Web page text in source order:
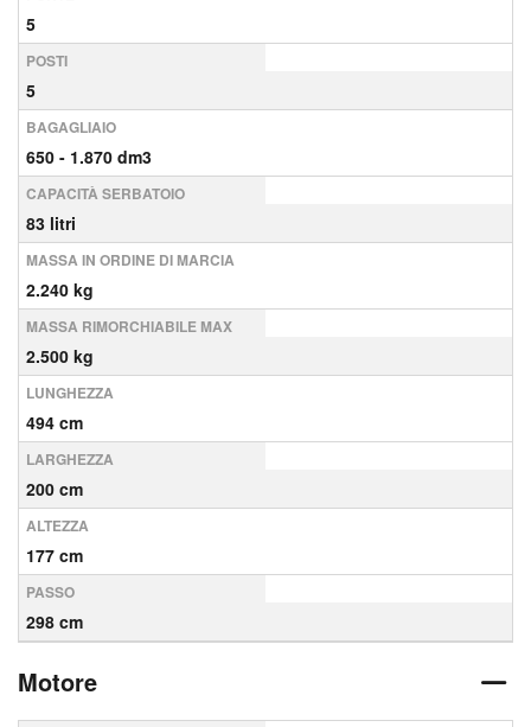
5
POSTI
5
BAGAGLIAIO
650 - 1.870 dm3
CAPACITÀ SERBATOIO
83 litri
MASSA IN ORDINE DI MARCIA
2.240 kg
MASSA RIMORCHIABILE MAX
2.500 kg
LUNGHEZZA
494 cm
LARGHEZZA
200 cm
ALTEZZA
177 cm
PASSO
298 cm
Motore